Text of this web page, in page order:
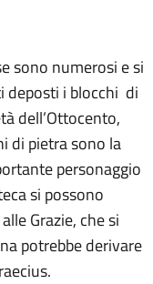
sono numerosi e si
deposti i blocchi di
dell’Ottocento,
di pietra sono la
personaggio
si possono
Grazie, che si
potrebbe derivare